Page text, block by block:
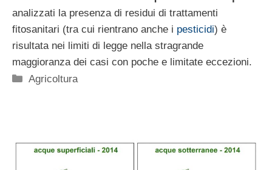
analizzati la presenza di residui di trattamenti
fitosanitari (tra cui rientrano anche i pesticidi) è
risultata nei limiti di legge nella stragrande
maggioranza dei casi con poche e limitate eccezioni.
Categorie
Agricoltura